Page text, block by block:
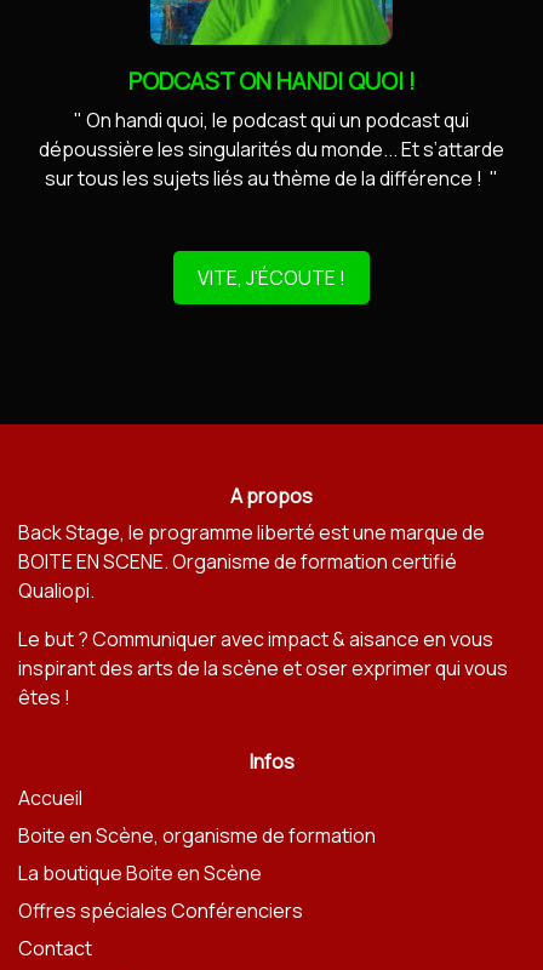
PODCAST ON HANDI QUOI !
" On handi quoi, le podcast qui un podcast qui
dépoussière les singularités du monde... Et s’attarde
sur tous les sujets liés au thème de la différence ! "
VITE, J'ÉCOUTE !
A propos
Back Stage, le programme liberté est une marque de
BOITE EN SCENE. Organisme de formation certifié
Qualiopi.
Le but ? Communiquer avec impact & aisance en vous
inspirant des arts de la scène et oser exprimer qui vous
êtes !
Infos
Accueil
Boite en Scène, organisme de formation
La boutique Boite en Scène
Offres spéciales Conférenciers
Contact